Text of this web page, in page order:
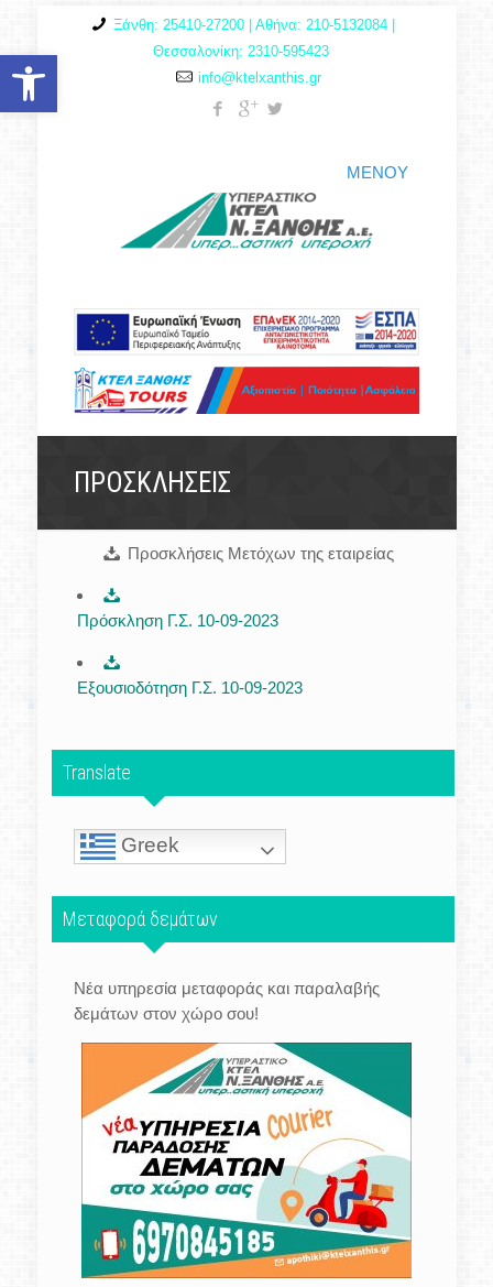
Ανοίξτε τη γραμμή εργαλείων
Ξάνθη: 25410-27200 | Αθήνα: 210-5132084 |
Θεσσαλονίκη: 2310-595423
info@ktelxanthis.gr
ΜΕΝΟΥ
ΠΡΟΣΚΛΗΣΕΙΣ
Προσκλήσεις Μετόχων της εταιρείας
Πρόσκληση Γ.Σ. 10-09-2023
Εξουσιοδότηση Γ.Σ. 10-09-2023
Translate
Greek
Μεταφορά δεμάτων
Νέα υπηρεσία μεταφοράς και παραλαβής
δεμάτων στον χώρο σου!